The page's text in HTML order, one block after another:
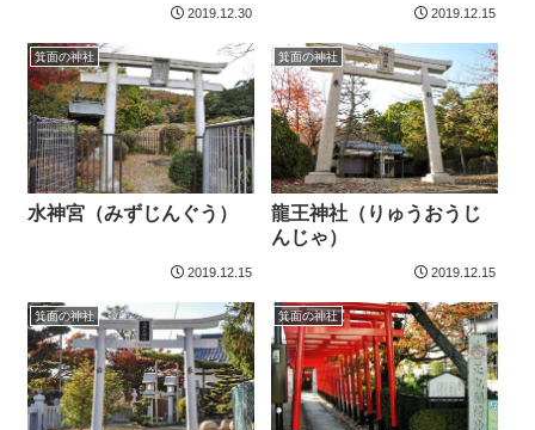
2019.12.30 2019.12.15
箕面の神社
水神宮（みずじんぐう）
2019.12.15
箕面の神社
龍王神社（りゅうおうじ
んじゃ）
2019.12.15
箕面の神社 箕面の神社